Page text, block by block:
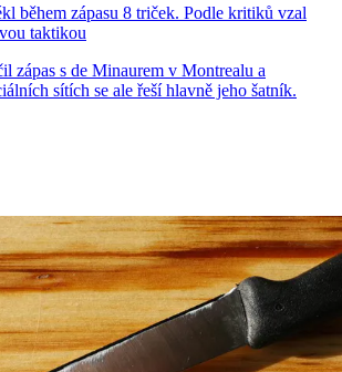
během zápasu 8 triček. Podle kritiků vzal
taktikou
zápas s de Minaurem v Montrealu a
sítích se ale řeší hlavně jeho šatník.